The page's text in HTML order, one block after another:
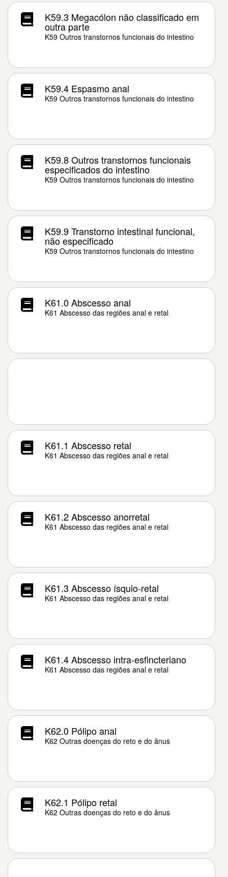
K59.3 Megacólon não classificado em
outra parte
K59 Outros transtornos funcionais do intestino
K59.4 Espasmo anal
K59 Outros transtornos funcionais do intestino
K59.8 Outros transtornos funcionais
especificados do intestino
K59 Outros transtornos funcionais do intestino
K59.9 Transtorno intestinal funcional,
não especificado
K59 Outros transtornos funcionais do intestino
K61.0 Abscesso anal
K61 Abscesso das regiões anal e retal
K61.1 Abscesso retal
K61 Abscesso das regiões anal e retal
K61.2 Abscesso anorretal
K61 Abscesso das regiões anal e retal
K61.3 Abscesso ísquio-retal
K61 Abscesso das regiões anal e retal
K61.4 Abscesso intra-esfincteriano
K61 Abscesso das regiões anal e retal
K62.0 Pólipo anal
K62 Outras doenças do reto e do ânus
K62.1 Pólipo retal
K62 Outras doenças do reto e do ânus